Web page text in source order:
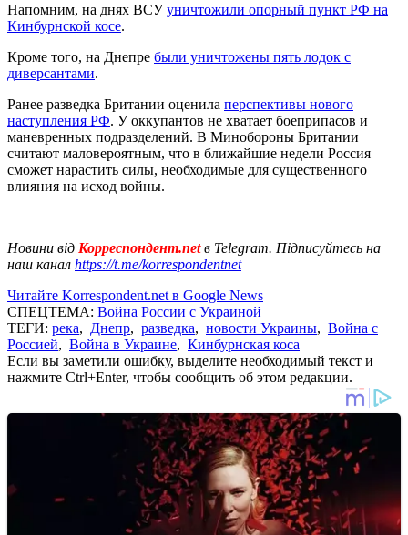
Напомним, на днях ВСУуничтожили опорный пункт РФ на
Кинбурнской косе.
Кроме того, на Днепре были уничтожены пять лодок с
диверсантами.
Ранее разведка Британии оценила перспективы нового
наступления РФ. У оккупантов не хватает боеприпасов и
маневренных подразделений. В Минобороны Британии
считают маловероятным, что в ближайшие недели Россия
сможет нарастить силы, необходимые для существенного
влияния на исход войны.
Новини від Корреспондент.netв Telegram. Підписуйтесь на
наш канал https://t.me/korrespondentnet
Читайте Korrespondent.net в Google News
СПЕЦТЕМА: Война России с Украиной
ТЕГИ: река, Днепр, разведка, новости Украины, Война с
Россией, Война в Украине, Кинбурнская коса
Если вы заметили ошибку, выделите необходимый текст и
нажмите Ctrl+Enter, чтобы сообщить об этом редакции.